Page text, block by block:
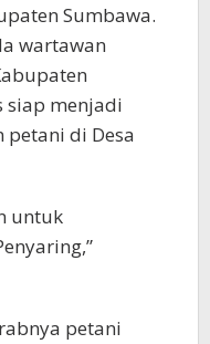
Sumbawa.
wartawan
siap menjadi
di Desa
untuk
petani